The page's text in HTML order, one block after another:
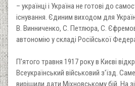
– українці і Україна не готові до
існування. Єдиним виходом для
В. Винниченко, С. Петлюра, С.
автономію у складі Російської
П'ятого травня 1917 року в Києві
Всеукраїнський військовий з'їзд.
вирішили дати Міхновському бій. На